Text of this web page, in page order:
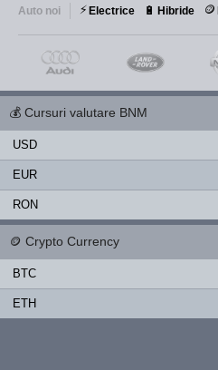
Auto noi ⚡ Electrice 🔋 Hibride 🪙
💰 Cursuri valutare BNM
USD
EUR
RON
🪙 Crypto Currency
BTC
ETH